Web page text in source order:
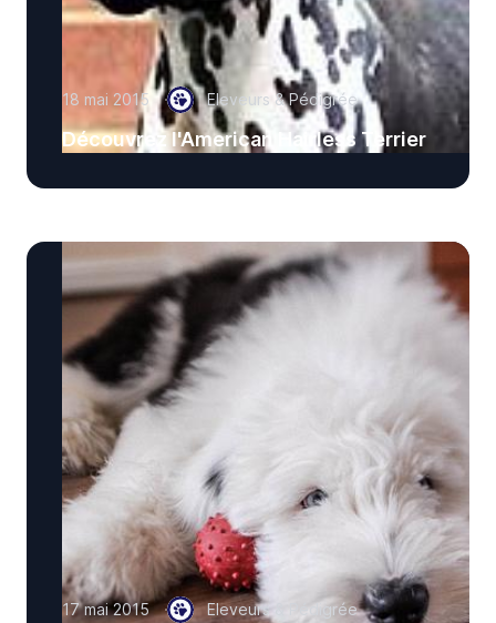
18 mai 2015 Eleveurs & Pédigrée
Découvrez l'American Hairless Terrier
17 mai 2015 Eleveurs & Pédigrée